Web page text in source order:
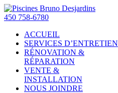
450 758-6780
ACCUEIL
SERVICES D’ENTRETIEN
RÉNOVATION &
RÉPARATION
VENTE &
INSTALLATION
NOUS JOINDRE